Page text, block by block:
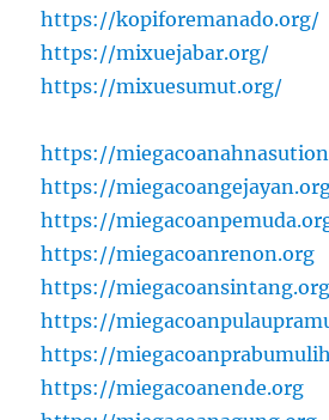
https://kopiforemanado.org/
https://mixuejabar.org/
https://mixuesumut.org/
https://
https://
https://
https://miegacoanrenon.org
https://miegacoansintang.org
https://
https://
https://miegacoanende.org